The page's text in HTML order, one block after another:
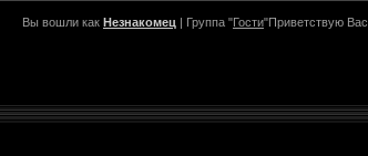
Вы вошли как Незнакомец | Группа "Гости"Приветствую Вас